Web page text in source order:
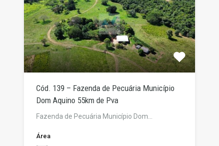
Cód. 139 – Fazenda de Pecuária Município
Dom Aquino 55km de Pva
Fazenda de Pecuária Município Dom…
Área